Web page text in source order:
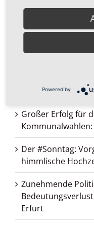
Zum 17. Juni,
der DDR
Verprassen wir
Gleichnis vom
Frohes und
Großer Erfolg für
Der #Sonntag:
himmlische
Zunehmende
Erfurt
Powered by